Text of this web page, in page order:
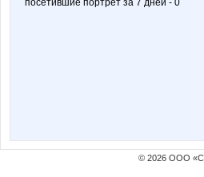
посетившие портрет за 7 дней - 0
© 2026 ООО